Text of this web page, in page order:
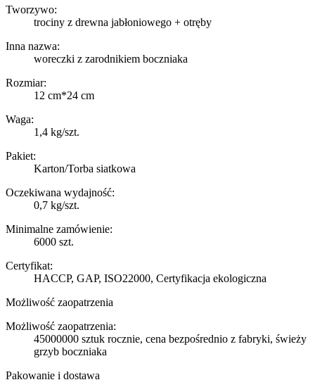
Tworzywo:
trociny z drewna jabłoniowego + otręby
Inna nazwa:
woreczki z zarodnikiem boczniaka
Rozmiar:
12 cm*24 cm
Waga:
1,4 kg/szt.
Pakiet:
Karton/Torba siatkowa
Oczekiwana wydajność:
0,7 kg/szt.
Minimalne zamówienie:
6000 szt.
Certyfikat:
HACCP, GAP, ISO22000, Certyfikacja ekologiczna
Możliwość zaopatrzenia
Możliwość zaopatrzenia:
45000000 sztuk rocznie, cena bezpośrednio z fabryki, świeży
grzyb boczniaka
Pakowanie i dostawa